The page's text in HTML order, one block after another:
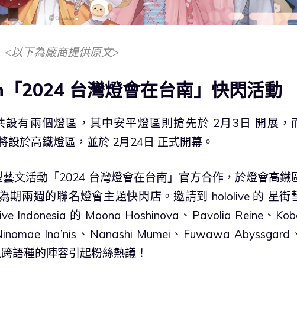
<以下為廠商提供原文>
2024 台灣燈會在台南」快閃活動
有兩個燈區，其中安平燈區則搶先於 2月3日 開展，
於高鐵燈區，並於 2月24日 正式開幕。
文活動「2024 台灣燈會在台南」官方合作，於燈會高鐵
期兩週的聯名燈會主題快閃店。邀請到 hololive 的 星街
Indonesia 的 Moona Hoshinova、Pavolia Reine、
Ina’nis、Nanashi Mumei、Fuwawa Abyssgard
語種的陣容引起粉絲熱議！